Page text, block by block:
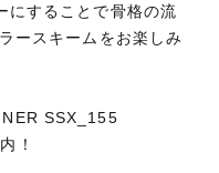
にすることで骨格の流
ースキームをお楽しみ
SSX_155
！